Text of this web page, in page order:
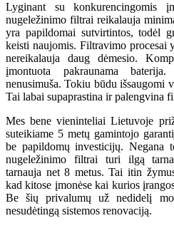
Lyginant su konkurencingomis
nugeležinimo filtrai reikalauja
yra papildomai sutvirtintos, todėl
keisti naujomis. Filtravimo procesai
nereikalauja daug dėmesio.
įmontuota pakraunama
nenusimuša. Tokiu būdu išsaugomi
Tai labai supaprastina ir palengvina
Mes bene vieninteliai Lietuvoje
suteikiame 5 metų gamintojo
be papildomų investicijų. Negana
nugeležinimo filtrai turi ilgą
tarnauja net 8 metus. Tai itin
kad kitose įmonėse kai kurios
Be šių privalumų už nedidelį
nesudėtingą sistemos renovaciją.